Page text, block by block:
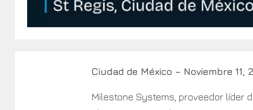
Ciudad de México – Noviembre 11,
Milestone Systems, proveedor líder